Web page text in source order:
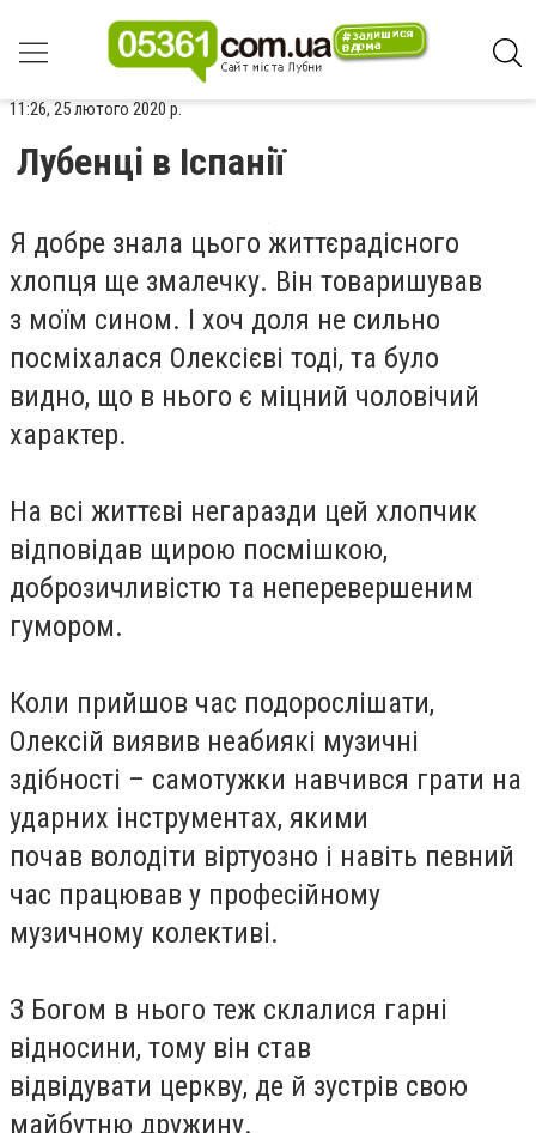
11:26, 25 лютого 2020 р.
Лубенці в Іспанії
Я добре знала цього життєрадісного
хлопця ще змалечку. Він товаришував
з моїм сином. І хоч доля не сильно
посміхалася Олексієві тоді, та було
видно, що в нього є міцний чоловічий
характер.
На всі життєві негаразди цей хлопчик
відповідав щирою посмішкою,
доброзичливістю та неперевершеним
гумором.
Коли прийшов час подорослішати,
Олексій виявив неабиякі музичні
здібності – самотужки навчився грати на
ударних інструментах, якими
почав володіти віртуозно і навіть певний
час працював у професійному
музичному колективі.
З Богом в нього теж склалися гарні
відносини, тому він став
відвідувати церкву, де й зустрів свою
майбутню дружину.